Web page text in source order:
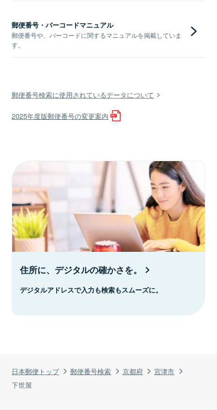
日本郵便トップ 郵便番号検索 京都府
宮津市
下世屋
郵便番号・バーコードマニュアル
郵便番号や、バーコードに関するマニュアルを掲載していま
す。
郵便番号検索に使用されているデータについて
2025年度版郵便番号の変更案内
住所に、デジタルの確かさを。
デジタルアドレスで入力も検索もスムーズに。